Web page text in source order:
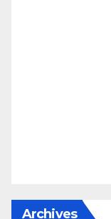
Archives